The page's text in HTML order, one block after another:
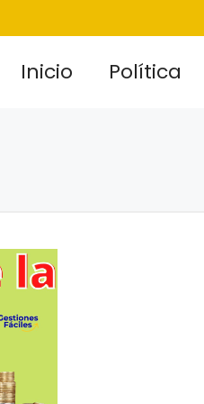
Inicio Política